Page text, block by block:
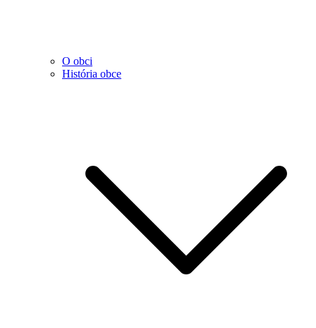
O obci
História obce